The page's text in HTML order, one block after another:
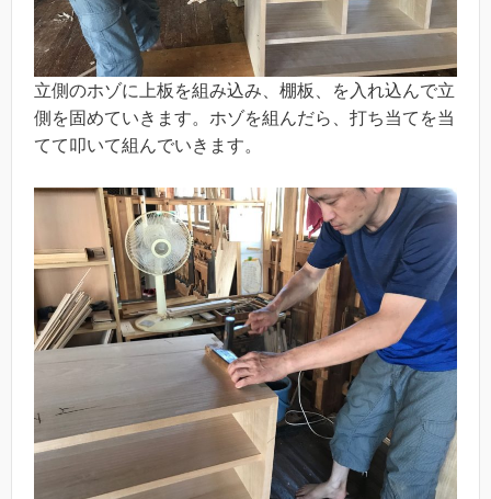
立側のホゾに上板を組み込み、棚板、を入れ込んで立
側を固めていきます。ホゾを組んだら、打ち当てを当
てて叩いて組んでいきます。